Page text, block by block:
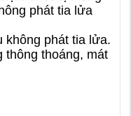
phát tia lửa
không phát tia lửa.
thoáng, mát